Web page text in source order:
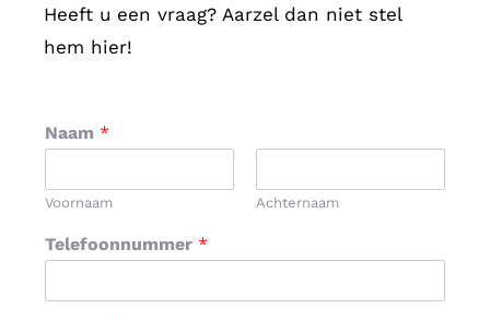
Ga zo door en vooral samen, want
Frank Landhuis
André Edelenbos
Heeft u een vraag? Aarzel dan niet stel
hem hier!
Naam *
Voornaam Achternaam
Telefoonnummer *